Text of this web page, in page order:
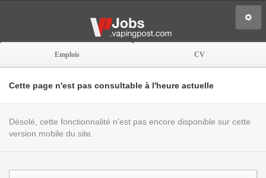
Emplois CV
Cette page n'est pas consultable à l'heure actuelle
Désolé, cette fonctionnalité n'est pas encore disponible sur cette
version mobile du site.